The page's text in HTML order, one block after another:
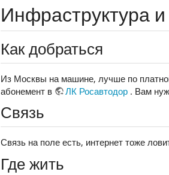
Инфраструктура
Как добраться
Из Москвы на машине, лучше по
абонемент в
ЛК Росавтодор . Вам
Связь
Связь на поле есть, интернет тоже
Где жить